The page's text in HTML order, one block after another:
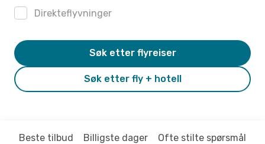
Direkteflyvninger
Søk etter fly + hotell
Søk etter flyreiser
Beste tilbud Billigste dager Ofte stilte spørsmål